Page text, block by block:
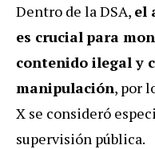
Dentro de la DSA, el
es crucialpara
contenido ilegal y
manipulación, por
X se consideró
supervisión pública.